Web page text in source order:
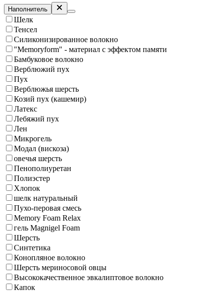
Наполнитель
Шелк
Тенсел
Силиконизированное волокно
"Memoryform" - материал с эффектом памяти
Бамбуковое волокно
Верблюжий пух
Пух
Верблюжья шерсть
Козий пух (кашемир)
Латекс
Лебяжий пух
Лен
Микрогель
Модал (вискоза)
овечья шерсть
Пенополиуретан
Полиэстер
Хлопок
шелк натуральный
Пухо-перовая смесь
Memory Foam Relax
гель Magnigel Foam
Шерсть
Синтетика
Конопляное волокно
Шерсть мериносовой овцы
Высококачественное эвкалиптовое волокно
Капок